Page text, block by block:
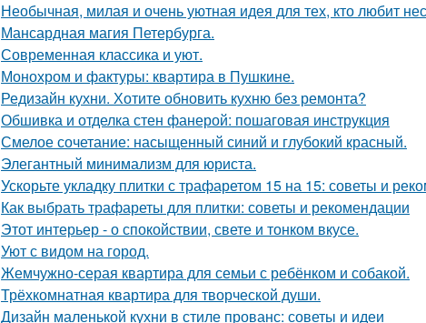
Необычная, милая и очень уютная идея для тех, кто любит
Мансардная магия Петербурга.
Современная классика и уют.
Монохром и фактуры: квартира в Пушкине.
Редизайн кухни. Хотите обновить кухню без ремонта?
Обшивка и отделка стен фанерой: пошаговая инструкция
Смелое сочетание: насыщенный синий и глубокий красный.
Элегантный минимализм для юриста.
Ускорьте укладку плитки с трафаретом 15 на 15: советы и
Как выбрать трафареты для плитки: советы и рекомендации
Этот интерьер - о спокойствии, свете и тонком вкусе.
Уют с видом на город.
Жемчужно-серая квартира для семьи с ребёнком и собакой.
Трёхкомнатная квартира для творческой души.
Дизайн маленькой кухни в стиле прованс: советы и идеи